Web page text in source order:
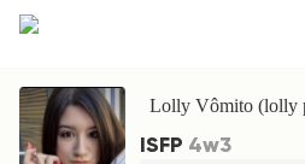
Lolly Vômito (lolly
ISFP 4w3